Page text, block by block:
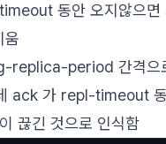
동안 오지않으면
움
replica-period 간격으
ack 가 repl-timeout
끊긴 것으로 인식함